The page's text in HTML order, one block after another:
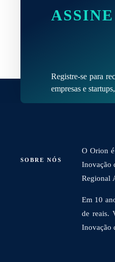
Registre-se para
empresas e startups,
SOBRE NÓS
O Orion
Inovação
Regional
Em 10
de reais.
Inovação